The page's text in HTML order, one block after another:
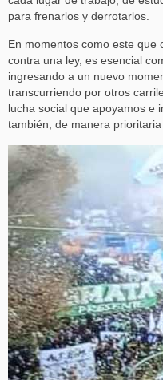
para frenarlos y derrotarlos.
En momentos como este
contra una ley, es esencial
ingresando a un nuevo
transcurriendo por otros
lucha social que apoyamos e
también, de manera